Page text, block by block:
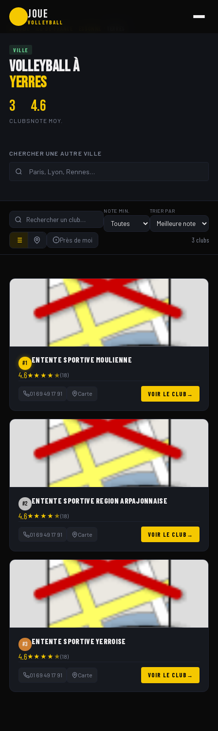
JOUE
VOLLEYBALL
VILLE
VOLLEYBALL À
YERRES
3
CLUBS
4.6
NOTE MOY.
CHERCHER UNE AUTRE VILLE
NOTE MIN. TRIER PAR
Près de moi 3 clubs
#1 ENTENTE SPORTIVE MOULIENNE
4.6★★★★★(18)
01 69 49 17 91 Carte VOIR LE CLUB
#2 ENTENTE SPORTIVE REGION ARPAJONNAISE
4.6★★★★★(18)
01 69 49 17 91 Carte VOIR LE CLUB
#3 ENTENTE SPORTIVE YERROISE
4.6★★★★★(18)
01 69 49 17 91 Carte VOIR LE CLUB